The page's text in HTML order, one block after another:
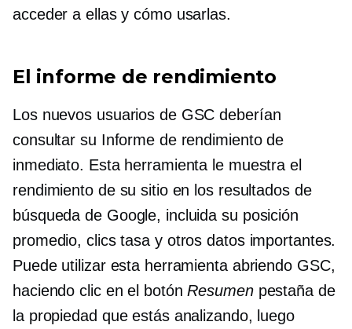
acceder a ellas y cómo usarlas.
El informe de rendimiento
Los nuevos usuarios de GSC deberían
consultar su Informe de rendimiento de
inmediato. Esta herramienta le muestra el
rendimiento de su sitio en los resultados de
búsqueda de Google, incluida su posición
promedio,clicstasa y otros datos importantes.
Puede utilizar esta herramienta abriendo GSC,
haciendo clic en el botónResumenpestaña de
la propiedad que estás analizando, luego